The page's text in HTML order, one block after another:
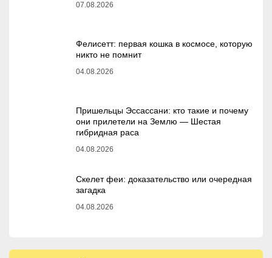
07.08.2026
Фелисетт: первая кошка в космосе, которую
никто не помнит
04.08.2026
Пришельцы Эссассани: кто такие и почему
они прилетели на Землю — Шестая
гибридная раса
04.08.2026
Скелет феи: доказательство или очередная
загадка
04.08.2026